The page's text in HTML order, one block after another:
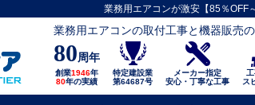
業務用エアコンが激安【85％OFF
業務用エアコンの取付工事と機器販売
80周年
創業1946年
80年の実績
特定建設業
第64687号
メーカー指定
安心・丁寧な工事
ス